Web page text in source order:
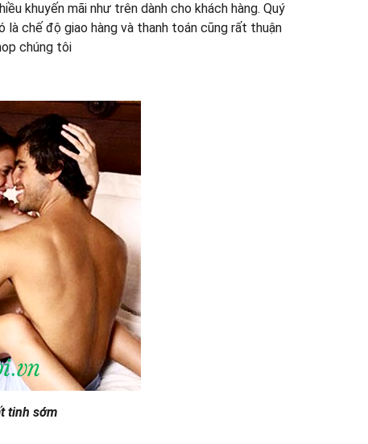
khuyến mãi như trên dành cho khách hàng. Quý
là chế độ giao hàng và thanh toán cũng rất thuận
chúng tôi
tinh sớm